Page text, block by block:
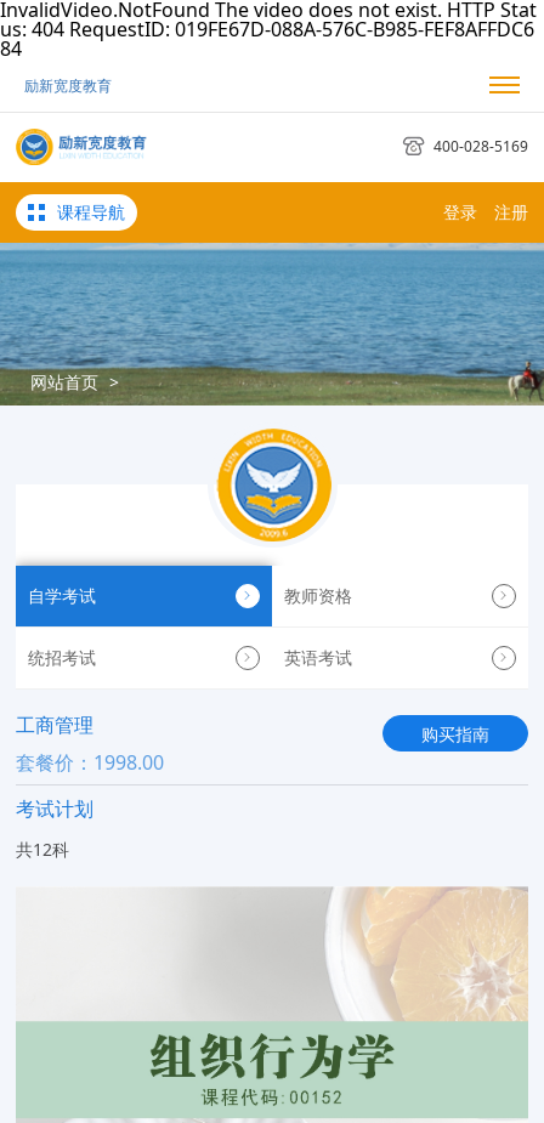
InvalidVideo.NotFound The video does not exist. HTTP Stat
us: 404 RequestID: 019FE67D-088A-576C-B985-FEF8AFFDC6
84
励新宽度教育
考试日历
400-028-5169
课程导航 登录 注册
网站首页 >
自学考试 教师资格
统招考试 英语考试
工商管理
套餐价：1998.00
购买指南
考试计划
共12科